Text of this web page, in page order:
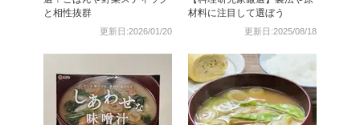
と相性抜群
更新日:2026/01/20
材料に注目して選ぼう
更新日:2025/08/18